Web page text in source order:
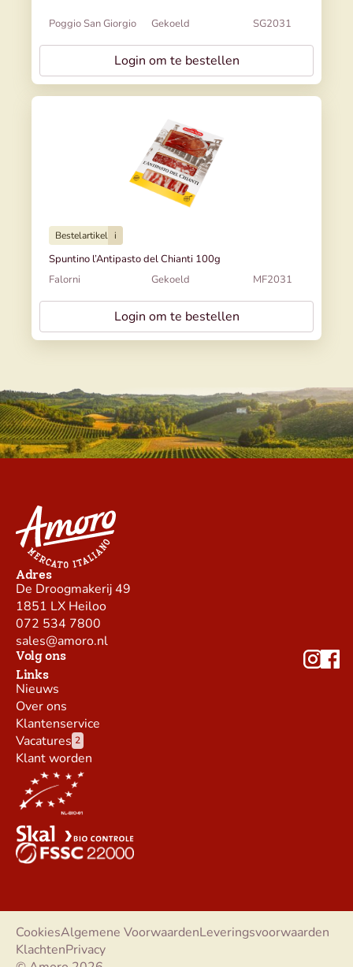
Poggio San Giorgio Gekoeld SG2031
Login om te bestellen
Bestelartikel i
Spuntino l’Antipasto del Chianti 100g
Falorni
Gekoeld MF2031
Login om te bestellen
Adres
De Droogmakerij 49
1851 LX Heiloo
072 534 7800
sales@amoro.nl
Volg ons
Links
Nieuws
Over ons
Klantenservice
Vacatures 2
Klant worden
CookiesAlgemene VoorwaardenLeveringsvoorwaarden
KlachtenPrivacy